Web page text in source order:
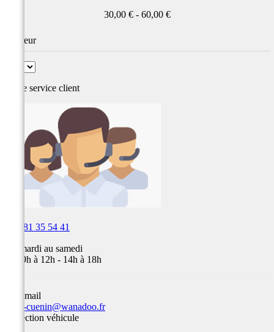
30,00 € - 60,00 €
Couleur
Notre service client
03 81 35 54 41
Du mardi au samedi
de 09h à 12h - 14h à 18h
Par email
team-cuenin@wanadoo.fr
Protection véhicule